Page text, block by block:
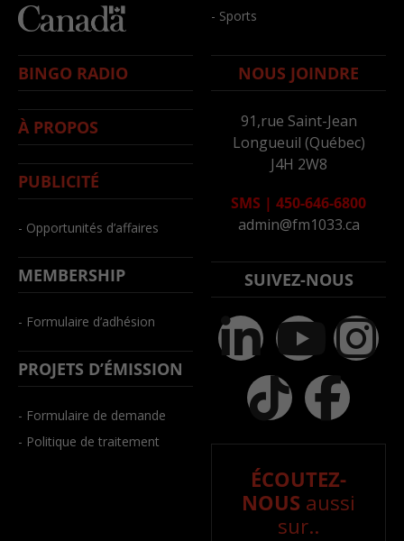
- Sports
BINGO RADIO
À PROPOS
PUBLICITÉ
- Opportunités d’affaires
MEMBERSHIP
- Formulaire d’adhésion
PROJETS D’ÉMISSION
- Formulaire de demande
- Politique de traitement
NOUS JOINDRE
91,rue Saint-Jean
Longueuil (Québec)
J4H 2W8
SMS | 450-646-6800
admin@fm1033.ca
SUIVEZ-NOUS
ÉCOUTEZ-
NOUS aussi
sur..